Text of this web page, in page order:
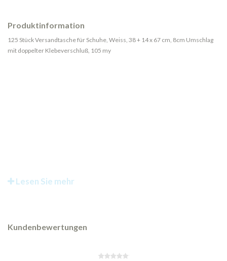
Produktinformation
125 Stück Versandtasche für Schuhe, Weiss, 38 + 14 x 67 cm, 8cm Umschlag
mit doppelter Klebeverschluß, 105 my
Lesen Sie mehr
Kundenbewertungen